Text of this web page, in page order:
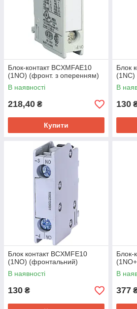
Блок-контакт BCXMFAE10
(1NO) (фронт. з оперенням)
В наявності
218,40 ₴
Купити
Блок
В
130
Блок контакт BCXMFE10
(1NO) (фронтальний)
В наявності
130 ₴
Блок-
В
377